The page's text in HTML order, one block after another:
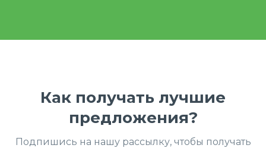
Как получать лучшие
предложения?
Подпишись на нашу рассылку, чтобы получать